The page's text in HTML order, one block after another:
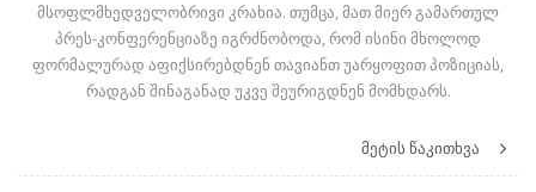
მსოფლმხედველობრივი კრახია. თუმცა, მათ მიერ გამართულ
პრეს-კონფერენციაზე იგრძნობოდა, რომ ისინი მხოლოდ
ფორმალურად აფიქსირებდნენ თავიანთ უარყოფით პოზიციას,
რადგან შინაგანად უკვე შეურიგდნენ მომხდარს.
მეტის წაკითხვა